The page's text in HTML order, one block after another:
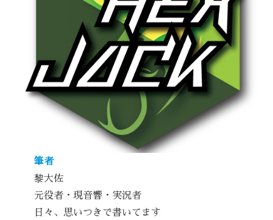
筆者
黎大佐
元役者・現音響・実況者
日々、思いつきで書いてます